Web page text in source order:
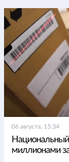
06 августа, 15:34
миллионами